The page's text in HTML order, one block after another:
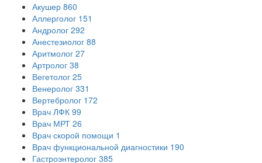
Акушер 860
Аллерголог 151
Андролог 292
Анестезиолог 88
Аритмолог 27
Артролог 38
Вегетолог 25
Венеролог 331
Вертебролог 172
Врач ЛФК 99
Врач МРТ 26
Врач скорой помощи 1
Врач функциональной диагностики 190
Гастроэнтеролог 385